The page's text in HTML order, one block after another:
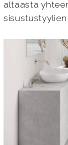
altaasta
sisustustyylien